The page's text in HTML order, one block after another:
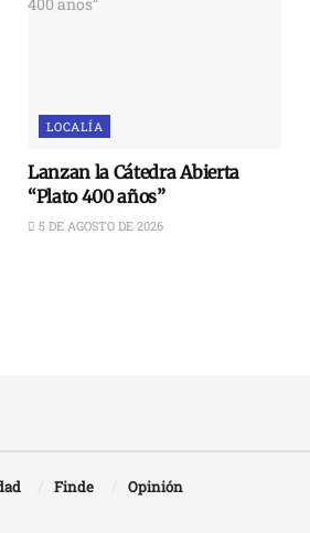
LOCALÍA
Lanzan la Cátedra Abierta
“Plato 400 años”
5 DE AGOSTO DE 2026
Finde Opinión